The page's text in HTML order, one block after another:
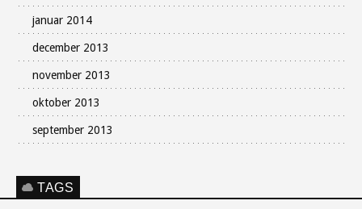
januar 2014
december 2013
november 2013
oktober 2013
september 2013
TAGS